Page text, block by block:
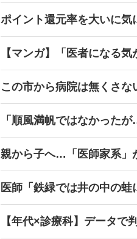
ポイント還元率を大いに気
【マンガ】「医者になる
この市から病院は無くさ
「順風満帆ではなかった
親から子へ…「医師家系」
医師「鉄緑では井の中の蛙
【年代×診療科】データで